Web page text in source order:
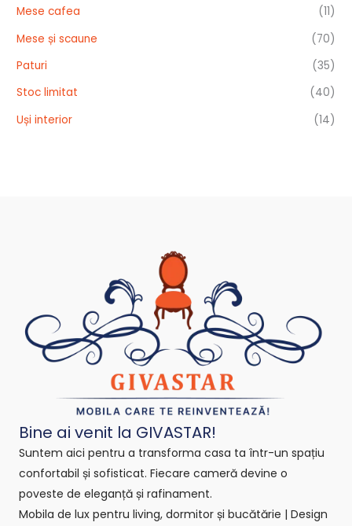
Mese cafea
(11)
Mese și scaune
(70)
Paturi
(35)
Stoc limitat
(40)
Uși interior
(14)
Bine ai venit la GIVASTAR!
Suntem aici pentru a transforma casa ta într-un spațiu
confortabil și sofisticat. Fiecare cameră devine o
poveste de eleganță și rafinament.
Mobila de lux pentru living, dormitor și bucătărie | Design